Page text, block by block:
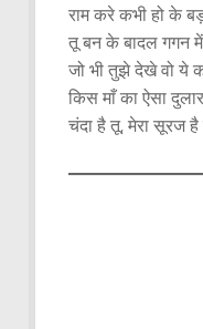
राम करे कभी हो के
तू बन के बादल गगन
जो भी तुझे देखे वो ये
किस माँ का ऐसा
चंदा है तू, मेरा सूरज